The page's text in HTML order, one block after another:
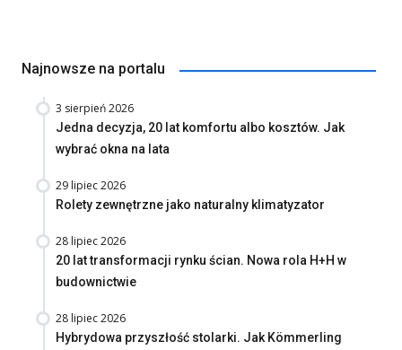
Najnowsze na portalu
3 sierpień 2026
Jedna decyzja, 20 lat komfortu albo kosztów. Jak
wybrać okna na lata
29 lipiec 2026
Rolety zewnętrzne jako naturalny klimatyzator
28 lipiec 2026
20 lat transformacji rynku ścian. Nowa rola H+H w
budownictwie
28 lipiec 2026
Hybrydowa przyszłość stolarki. Jak Kömmerling